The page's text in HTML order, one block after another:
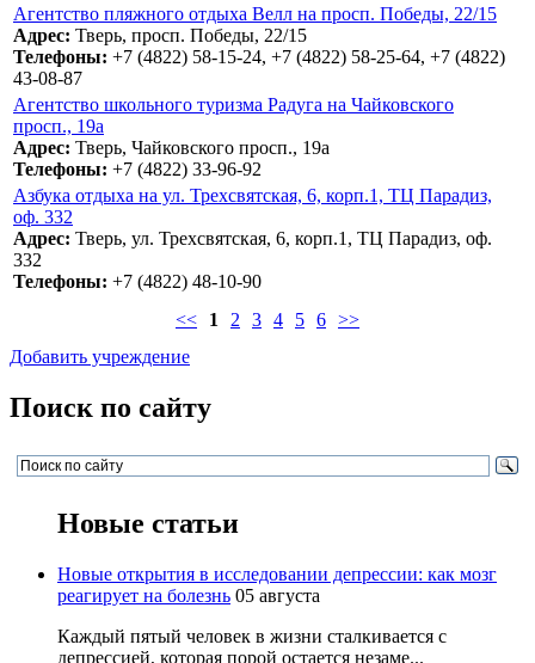
Агентство пляжного отдыха Велл на просп. Победы, 22/15
Адрес: Тверь, просп. Победы, 22/15
Телефоны: +7 (4822) 58-15-24, +7 (4822) 58-25-64, +7 (4822)
43-08-87
Агентство школьного туризма Радуга на Чайковского
просп., 19a
Адрес: Тверь, Чайковского просп., 19a
Телефоны: +7 (4822) 33-96-92
Азбука отдыха на ул. Трехсвятская, 6, корп.1, ТЦ Парадиз,
оф. 332
Адрес: Тверь, ул. Трехсвятская, 6, корп.1, ТЦ Парадиз, оф.
332
Телефоны: +7 (4822) 48-10-90
<<
1 2 3 4 5 6 >>
Добавить учреждение
Поиск по сайту
Новые статьи
Новые открытия в исследовании депрессии: как мозг
реагирует на болезнь 05 августа
Каждый пятый человек в жизни сталкивается с
депрессией, которая порой остается незаме...